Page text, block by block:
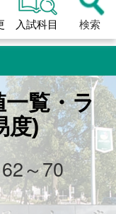
入試科目 検索
一覧・ラ
度)
～70